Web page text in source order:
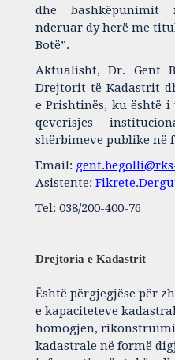
dhe bashkëpunimit
nderuar dy herë me
Botë”.
Aktualisht, Dr. Gent
Drejtorit të Kadastrit
e Prishtinës, ku është
qeverisjes
shërbimeve publike në
Email:
Asistente:
Tel: 038/200-400-76
Drejtoria e Kadastrit
Është përgjegjëse për
e kapaciteteve
homogjen,
kadastrale në formë